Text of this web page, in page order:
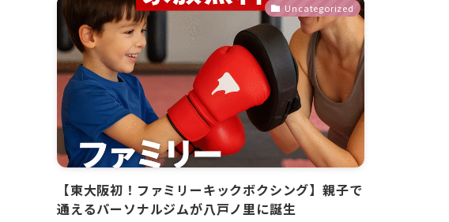
Uncategorized
【東大阪初！ファミリーキックボクシング】親子で
通えるパーソナルジムが八戸ノ里に誕生